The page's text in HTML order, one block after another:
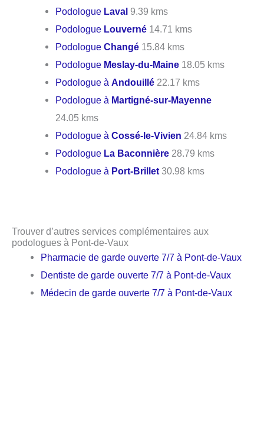
Podologue Laval 9.39 kms
Podologue Louverné 14.71 kms
PodologueChangé 15.84 kms
Podologue Meslay-du-Maine 18.05 kms
Podologue àAndouillé 22.17 kms
Podologue à Martigné-sur-Mayenne
24.05 kms
Podologue àCossé-le-Vivien 24.84 kms
Podologue La Baconnière 28.79 kms
Podologue à Port-Brillet 30.98 kms
Trouver d’autres services complémentaires aux
podologues à Pont-de-Vaux
Pharmacie de garde ouverte 7/7 à Pont-de-Vaux
Dentiste de garde ouverte 7/7 à Pont-de-Vaux
Médecin de garde ouverte 7/7 à Pont-de-Vaux